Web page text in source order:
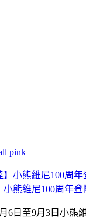
小熊維尼100周年
6日至9月3日小熊